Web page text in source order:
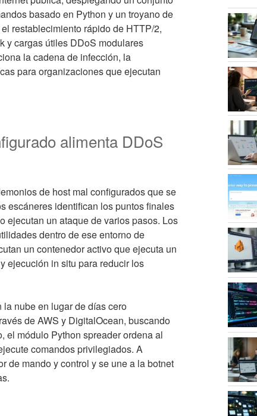
basado en Python y un troyano de
restablecimiento rápido de HTTP/2,
y cargas útiles DDoS modulares
la cadena de infección, la
para organizaciones que ejecutan
alimenta DDoS
de host mal configurados que se
escáneres identifican los puntos finales
ejecutan un ataque de varios pasos. Los
dentro de ese entorno de
un contenedor activo que ejecuta un
ejecución in situ para reducir los
nube en lugar de días cero
de AWS y DigitalOcean, buscando
el módulo Python spreader ordena al
comandos privilegiados. A
de mando y control y se une a la botnet